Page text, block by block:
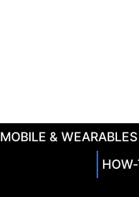
MOBILE & WEARABLES